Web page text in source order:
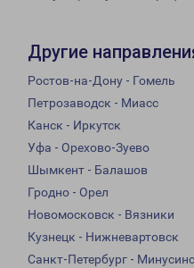
Другие
Ростов-на-Дону - Гомель
Петрозаводск - Миасс
Канск - Иркутск
Уфа - Орехово-Зуево
Шымкент - Балашов
Гродно - Орел
Новомосковск - Вязники
Кузнецк - Нижневартовск
Санкт-Петербург -